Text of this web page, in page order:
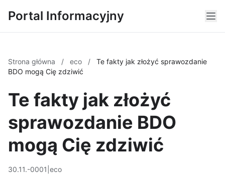
Portal Informacyjny
Strona główna / eco /
Te fakty jak złożyć sprawozdanie
BDO mogą Cię zdziwić
Te fakty jak złożyć
sprawozdanie BDO
mogą Cię zdziwić
30.11.-0001 eco